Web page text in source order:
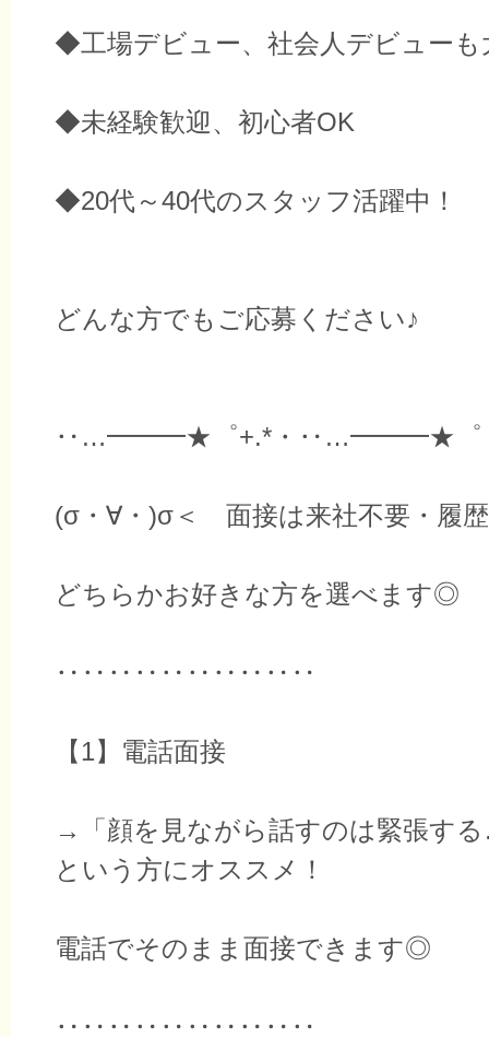
◆工場デビュー、社会人デビューも
◆未経験歓迎、初心者OK
◆20代～40代のスタッフ活躍中！
どんな方でもご応募ください♪
‥…━━━★゜+.*・‥…━━━★゜
(σ・∀・)σ＜ 面接は来社不要・履
どちらかお好きな方を選べます◎
‥‥‥‥‥‥‥‥‥‥
【1】電話面接
→「顔を見ながら話すのは緊張す
という方にオススメ！
電話でそのまま面接できます◎
‥‥‥‥‥‥‥‥‥‥